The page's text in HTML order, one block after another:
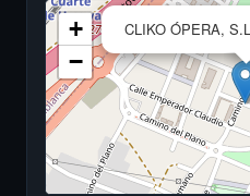
CLIKO ÓPERA,
+
−